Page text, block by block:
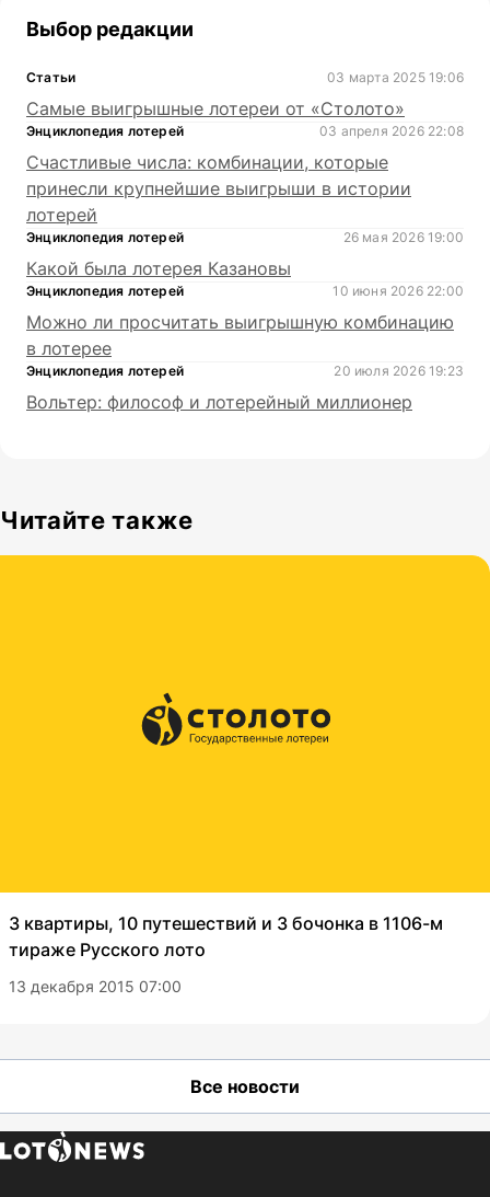
Выбор редакции
Статьи 03 марта 2025 19:06
Самые выигрышные лотереи от «Столото»
Энциклопедия лотерей 03 апреля 2026 22:08
Счастливые числа: комбинации, которые
принесли крупнейшие выигрыши в истории
лотерей
Энциклопедия лотерей 26 мая 2026 19:00
Какой была лотерея Казановы
Энциклопедия лотерей 10 июня 2026 22:00
Можно ли просчитать выигрышную комбинацию
в лотерее
Энциклопедия лотерей 20 июля 2026 19:23
Вольтер: философ и лотерейный миллионер
Читайте также
3 квартиры, 10 путешествий и 3 бочонка в 1106-м
тираже Русского лото
13 декабря 2015 07:00
Все новости